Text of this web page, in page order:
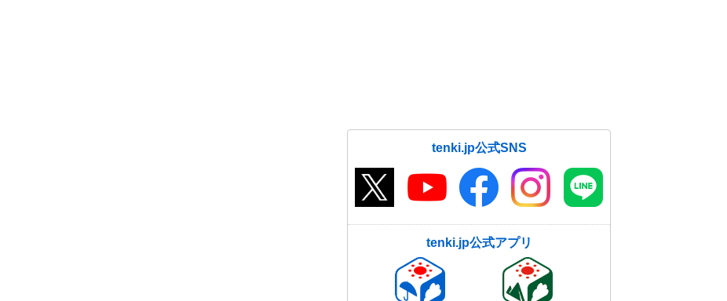
tenki.jp公式SNS
tenki.jp公式アプリ